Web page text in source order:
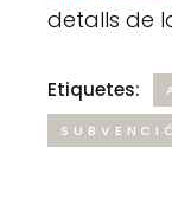
detalls de
Etiquetes: